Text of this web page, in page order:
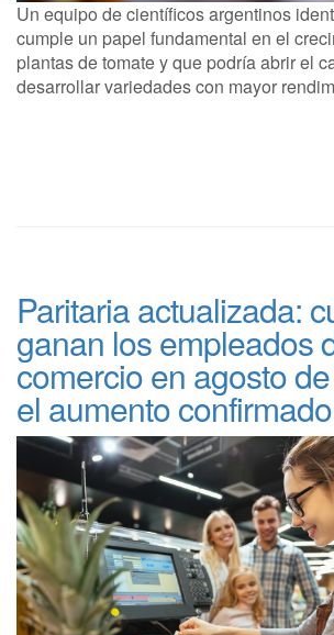
Un equipo de científicos argentinos
cumple un papel fundamental en el
plantas de tomate y que podría abrir el
desarrollar variedades con mayor
Paritaria actualizada:
ganan los empleados
comercio en agosto
el aumento confirmado